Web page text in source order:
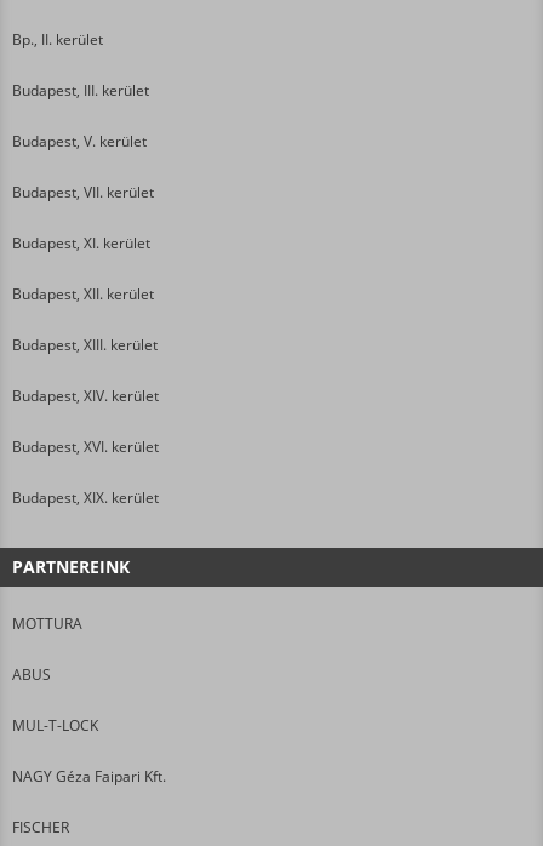
Bp., II. kerület
Budapest, III. kerület
Budapest, V. kerület
Budapest, VII. kerület
Budapest, XI. kerület
Budapest, XII. kerület
Budapest, XIII. kerület
Budapest, XIV. kerület
Budapest, XVI. kerület
Budapest, XIX. kerület
PARTNEREINK
MOTTURA
ABUS
MUL-T-LOCK
NAGY Géza Faipari Kft.
FISCHER